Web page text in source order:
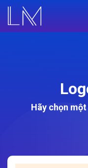
Hãy chọn